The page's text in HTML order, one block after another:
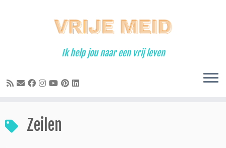
Ik help jou naar een vrij leven
Zeilen